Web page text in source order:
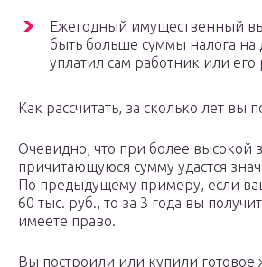
Ежегодный имущественный
быть больше суммы налога на
уплатил сам работник или его
Как рассчитать, за сколько лет вы
Очевидно, что при более высокой
причитающуюся сумму удастся
По предыдущему примеру, если
60 тыс. руб., то за 3 года вы
имеете право.
Вы построили или купили готовое